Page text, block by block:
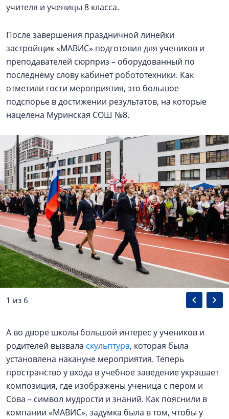
учителя и ученицы 8 класса.
После завершения праздничной линейки
застройщик «МАВИС» подготовил для учеников и
преподавателей сюрприз – оборудованный по
последнему слову кабинет робототехники. Как
отметили гости мероприятия, это большое
подспорье в достижении результатов, на которые
нацелена Муринская СОШ №8.
1 из 6
А во дворе школы большой интерес у учеников и
родителей вызвала скульптура, которая была
установлена накануне мероприятия. Теперь
пространство у входа в учебное заведение украшает
композиция, где изображены ученица с пером и
Сова – символ мудрости и знаний. Как пояснили в
компании «МАВИС», задумка была в том, чтобы у